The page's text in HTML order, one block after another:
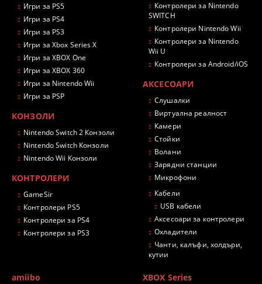
Игри за PS5
Игри за PS4
Игри за PS3
Игри за Xbox Series X
Игри за XBOX One
Игри за XBOX 360
Игри за Nintendo Wii
Игри за PSP
КОНЗОЛИ
Nintendo Switch 2 Конзоли
Nintendo Switch Конзоли
Nintendo Wii Конзоли
КОНТРОЛЕРИ
GameSir
Контролери PS5
Контролери за PS4
Контролери за PS3
Контролери за Nintendo
SWITCH
Контролери Nintendo Wii
Контролери за Nintendo
Wii U
Контролери за Android/iOS
АКСЕСОАРИ
Слушалки
Виртуална реалност
Камери
Стойки
Волани
Зарядни станции
Микрофони
Кабели
USB кабели
Аксесоари за контролери
Охладители
Чанти, калъфи, холдъри,
кутии
amiibo
XBOX Series